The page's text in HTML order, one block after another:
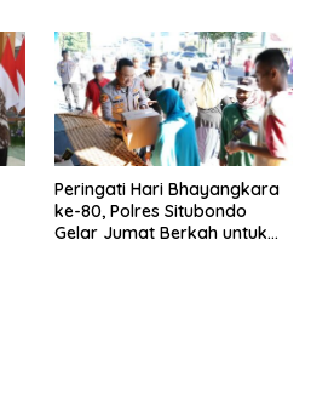
Peringati Hari Bhayangkara
ke-80, Polres Situbondo
Gelar Jumat Berkah untuk